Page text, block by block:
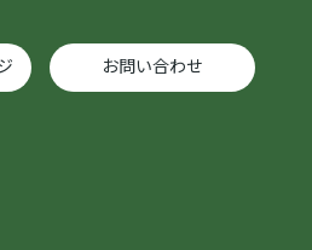
お問い合わせ